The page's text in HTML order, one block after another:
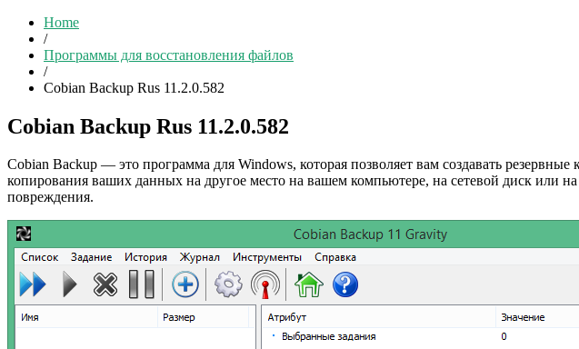
Home
/
Программы для восстановления файлов
/
Cobian Backup Rus 11.2.0.582
Cobian Backup Rus 11.2.0.582
Cobian Backup — это программа для Windows, которая позволяет вам создавать
копирования ваших данных на другое место на вашем компьютере, на сетевой диск или
повреждения.